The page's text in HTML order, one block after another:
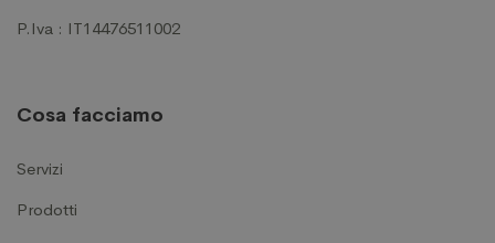
P.Iva : IT14476511002
Cosa facciamo
Servizi
Prodotti